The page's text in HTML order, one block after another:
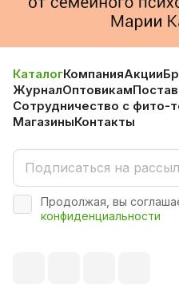
КаталогКомпанияАкции
ЖурналОптовикам
Сотрудничество с фито-
МагазиныКонтакты
Продолжая, вы
конфиденциальности